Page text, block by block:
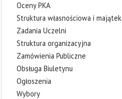
Oceny PKA
Struktura własnościowa i majątek
Zadania Uczelni
Struktura organizacyjna
Zamówienia Publiczne
Obsługa Biuletynu
Ogłoszenia
Wybory